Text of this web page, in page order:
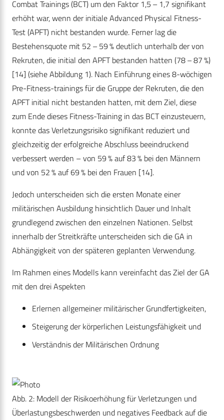
Combat Trainings (BCT) um den Faktor 1,5 – 1,7 signifikant
erhöht war, wenn der initiale Advanced Physical Fitness-
Test (APFT) nicht bestanden wurde. Ferner lag die
Bestehensquote mit 52 – 59 % deutlich unterhalb der von
Rekruten, die initial den APFT bestanden hatten (78 – 87 %)
[14] (siehe Abbildung 1). Nach Einführung eines 8-wöchigen
Pre-Fitness-trainings für die Gruppe der Rekruten, die den
APFT initial nicht bestanden hatten, mit dem Ziel, diese
zum Ende dieses Fitness-Training in das BCT einzusteuern,
konnte das Verletzungsrisiko signifikant reduziert und
gleichzeitig der erfolgreiche Abschluss beeindruckend
verbessert werden – von 59 % auf 83 % bei den Männern
und von 52 % auf 69 % bei den Frauen [14].
Jedoch unterscheiden sich die ersten Monate einer
militärischen Ausbildung hinsichtlich Dauer und Inhalt
grundlegend zwischen den einzelnen Nationen. Selbst
innerhalb der Streitkräfte unterscheiden sich die GA in
Abhängigkeit von der späteren geplanten Verwendung.
Im Rahmen eines Modells kann vereinfacht das Ziel der GA
mit den drei Aspekten
Erlernen allgemeiner militärischer Grundfertigkeiten,
Steigerung der körperlichen Leistungsfähigkeit und
Verständnis der Militärischen Ordnung
Abb. 2: Modell der Risikoerhöhung für Verletzungen und
Überlastungsbeschwerden und negatives Feedback auf die